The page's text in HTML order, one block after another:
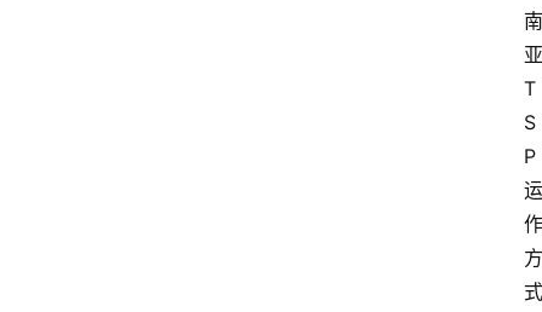
南
亚
T
S
P
运
作
方
式